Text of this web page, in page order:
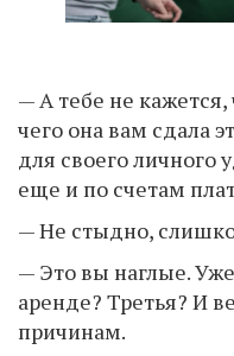
— А тебе не
чего она вам сдала
для своего личного
еще и по счетам
— Не стыдно,
— Это вы наглые.
аренде? Третья? И
причинам.